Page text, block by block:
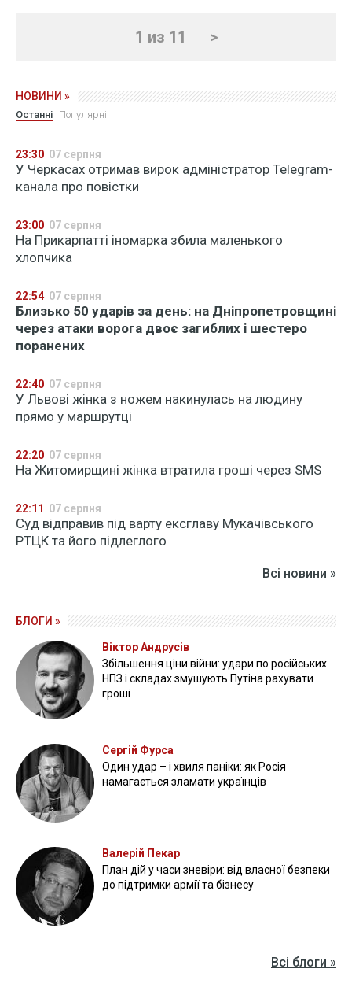
1 из 11 >
НОВИНИ »
Останні Популярні
23:30 07 серпня
У Черкасах отримав вирок адміністратор Telegram-
канала про повістки
23:00 07 серпня
На Прикарпатті іномарка збила маленького
хлопчика
22:54 07 серпня
Близько 50 ударів за день: на Дніпропетровщині
через атаки ворога двоє загиблих і шестеро
поранених
22:40 07 серпня
У Львові жінка з ножем накинулась на людину
прямо у маршрутці
22:20 07 серпня
На Житомирщині жінка втратила гроші через SMS
22:11 07 серпня
Суд відправив під варту ексглаву Мукачівського
РТЦК та його підлеглого
Всі новини »
БЛОГИ »
Віктор Андрусів
Збільшення ціни війни: удари по російських
НПЗ і складах змушують Путіна рахувати
гроші
Сергій Фурса
Один удар – і хвиля паніки: як Росія
намагається зламати українців
Валерій Пекар
План дій у часи зневіри: від власної безпеки
до підтримки армії та бізнесу
Всі блоги »